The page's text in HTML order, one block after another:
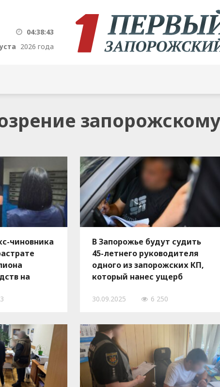
04:38:43
2026 года
чиновника
на
В Запорожье будут судить
45-летнего руководителя
одного из запорожских КП,
который нанес ущерб
30.09.2025 6 250